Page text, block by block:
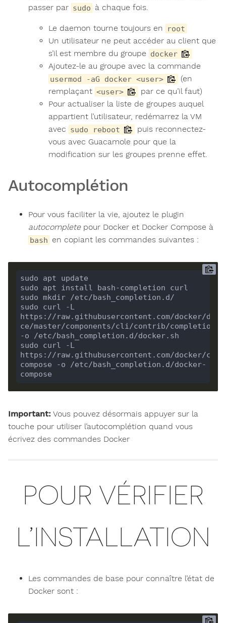
passer par sudo à chaque fois.
Le daemon tourne toujours en root
Un utilisateur ne peut accéder au client que
s’il est membre du groupe docker
Ajoutez-le au groupe avec la commande
usermod -aG docker <user>
(en
remplaçant <user>
par ce qu’il faut)
Pour actualiser la liste de groupes auquel
appartient l’utilisateur, redémarrez la VM
avec sudo reboot
puis reconnectez-
vous avec Guacamole pour que la
modification sur les groupes prenne effet.
Autocomplétion
Pour vous faciliter la vie, ajoutez le plugin
autocompletepour Docker et Docker Compose à
bash en copiant les commandes suivantes :
sudo apt update
sudo apt install bash-completion curl
sudo mkdir /etc/bash_completion.d/
sudo curl -L
https://raw.githubusercontent.com/docker/
ce/master/components/cli/contrib/completion/
-o /etc/bash_completion.d/docker.sh
sudo curl -L
https://raw.githubusercontent.com/docker/
compose -o /etc/bash_completion.d/docker-
Important: Vous pouvez désormais appuyer sur la
touche pour utiliser l’autocomplétion quand vous
écrivez des commandes Docker
POUR VÉRIFIER
L’INSTALLATION
Les commandes de base pour connaître l’état de
Docker sont :